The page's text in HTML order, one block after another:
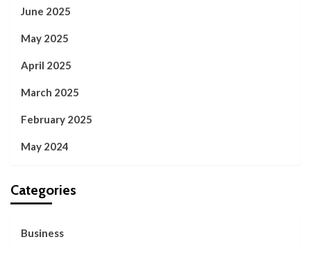
June 2025
May 2025
April 2025
March 2025
February 2025
May 2024
Categories
Business